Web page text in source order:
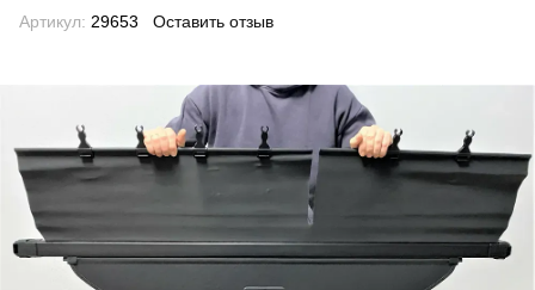
Артикул: 29653 Оставить отзыв